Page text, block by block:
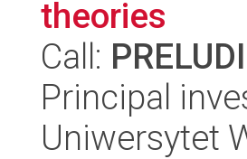
theories
Call:
Principal
Uniwersytet